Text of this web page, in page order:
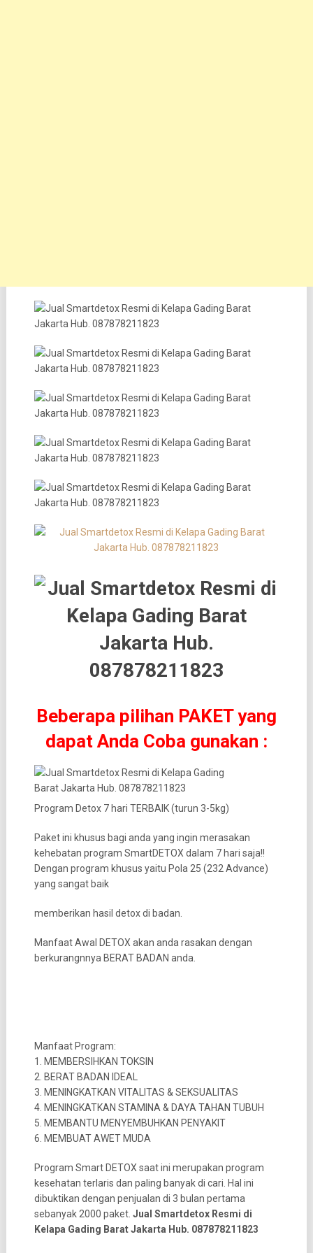
Beberapa pilihan PAKET yang
dapat Anda Coba gunakan :
Program Detox 7 hari TERBAIK (turun 3-5kg)
Paket ini khusus bagi anda yang ingin merasakan
kehebatan program SmartDETOX dalam 7 hari saja!!
Dengan program khusus yaitu Pola 25 (232 Advance)
yang sangat baik
memberikan hasil detox di badan.
Manfaat Awal DETOX akan anda rasakan dengan
berkurangnnya BERAT BADAN anda.
Manfaat Program:
1. MEMBERSIHKAN TOKSIN
2. BERAT BADAN IDEAL
3. MENINGKATKAN VITALITAS & SEKSUALITAS
4. MENINGKATKAN STAMINA & DAYA TAHAN TUBUH
5. MEMBANTU MENYEMBUHKAN PENYAKIT
6. MEMBUAT AWET MUDA
Program Smart DETOX saat ini merupakan program
kesehatan terlaris dan paling banyak di cari. Hal ini
dibuktikan dengan penjualan di 3 bulan pertama
sebanyak 2000 paket. Jual Smartdetox Resmi di
Kelapa Gading Barat Jakarta Hub. 087878211823